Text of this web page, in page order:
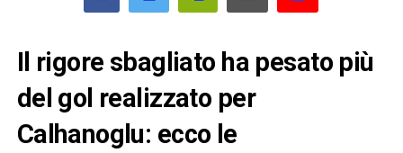
Il rigore sbagliato ha pesato più
del gol realizzato per
Calhanoglu: ecco le